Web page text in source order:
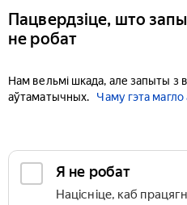
Пацвердзіце, што
не робат
Нам вельмі шкада, але запыты
аўтаматычных.
Чаму гэта
Я не робат
Націсніце, каб